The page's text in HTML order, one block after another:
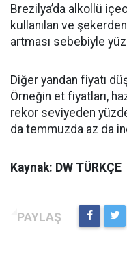
Brezilya’da alkollü
kullanılan ve
artması sebebiyle
Diğer yandan fiyatı
Örneğin et fiyatları,
rekor seviyeden
da temmuzda az da
Kaynak: DW TÜRKÇE